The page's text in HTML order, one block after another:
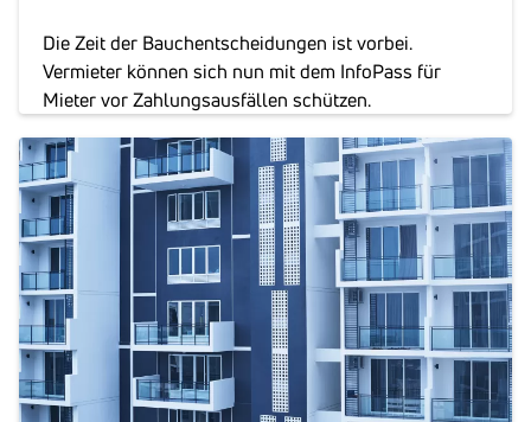
Die Zeit der Bauchentscheidungen ist vorbei.
Vermieter können sich nun mit dem InfoPass für
Mieter vor Zahlungsausfällen schützen.